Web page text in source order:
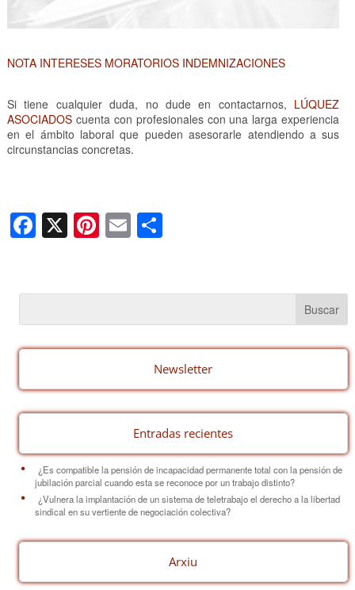
NOTA INTERESES MORATORIOS INDEMNIZACIONES
Si tiene cualquier duda, no dude en contactarnos, LÚQUEZ
ASOCIADOScuenta con profesionales con una larga experiencia
en el ámbito laboral que pueden asesorarle atendiendo a sus
circunstancias concretas.
F
a
e
b
o
k
X Pi
nt
e
st
E
m
C
p
ar
tir
Newsletter
Entradas recientes
¿Es compatible la pensión de incapacidad permanente total con la pensión de
jubilación parcial cuando esta se reconoce por un trabajo distinto?
¿Vulnera la implantación de un sistema de teletrabajo el derecho a la libertad
sindical en su vertiente de negociación colectiva?
Arxiu